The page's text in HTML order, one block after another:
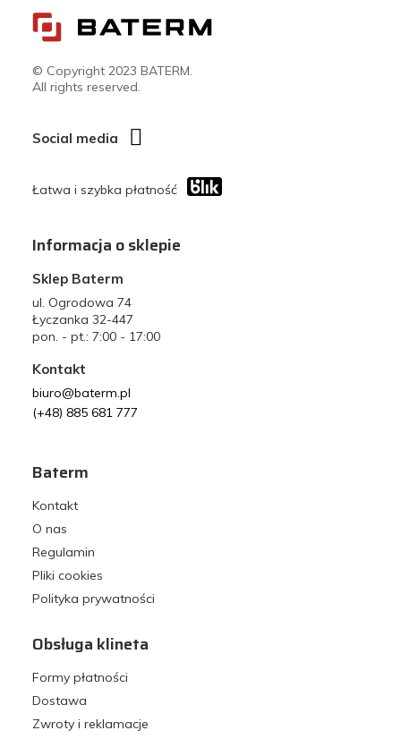
© Copyright 2023 BATERM.
All rights reserved.
Social media
Łatwa i szybka płatność
Informacja o sklepie
Sklep Baterm
ul. Ogrodowa 74
Łyczanka 32-447
pon. - pt.: 7:00 - 17:00
Kontakt
biuro@baterm.pl
(+48) 885 681 777
Baterm
Kontakt
O nas
Regulamin
Pliki cookies
Polityka prywatności
Obsługa klineta
Formy płatności
Dostawa
Zwroty i reklamacje